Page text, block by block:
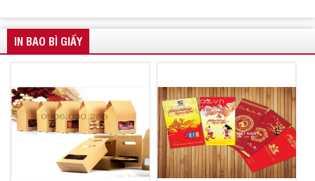
IN BAO BÌ GIẤY
Wobbler quảng cáo